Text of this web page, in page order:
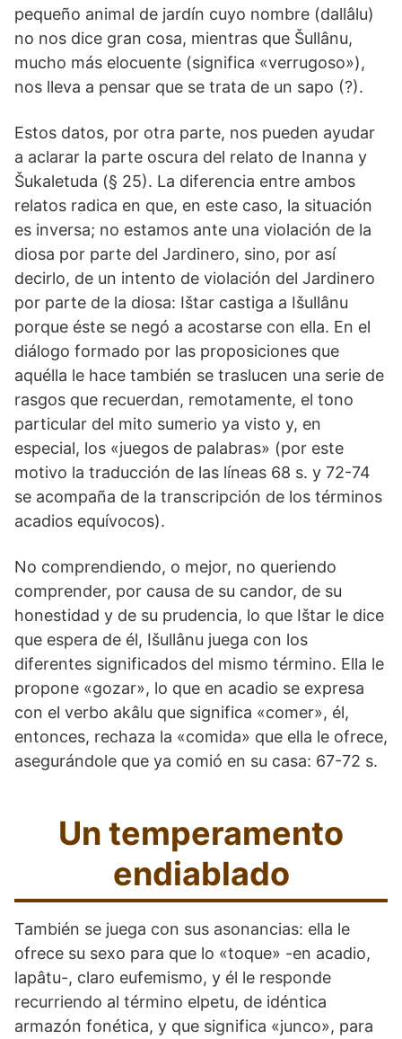
pequeño animal de jardín cuyo nombre (dallâlu)
no nos dice gran cosa, mientras que Šullânu,
mucho más elocuente (significa «verrugoso»),
nos lleva a pensar que se trata de un sapo (?).
Estos datos, por otra parte, nos pueden ayudar
a aclarar la parte oscura del relato de Inanna y
Šukaletuda (§ 25). La diferencia entre ambos
relatos radica en que, en este caso, la situación
es inversa; no estamos ante una violación de la
diosa por parte del Jardinero, sino, por así
decirlo, de un intento de violación del Jardinero
por parte de la diosa: Ištar castiga a Išullânu
porque éste se negó a acostarse con ella. En el
diálogo formado por las proposiciones que
aquélla le hace también se traslucen una serie de
rasgos que recuerdan, remotamente, el tono
particular del mito sumerio ya visto y, en
especial, los «juegos de palabras» (por este
motivo la traducción de las líneas 68 s. y 72-74
se acompaña de la transcripción de los términos
acadios equívocos).
No comprendiendo, o mejor, no queriendo
comprender, por causa de su candor, de su
honestidad y de su prudencia, lo que Ištar le dice
que espera de él, Išullânu juega con los
diferentes significados del mismo término. Ella le
propone «gozar», lo que en acadio se expresa
con el verbo akâlu que significa «comer», él,
entonces, rechaza la «comida» que ella le ofrece,
asegurándole que ya comió en su casa: 67-72 s.
Un temperamento
endiablado
También se juega con sus asonancias: ella le
ofrece su sexo para que lo «toque» -en acadio,
lapâtu-, claro eufemismo, y él le responde
recurriendo al término elpetu, de idéntica
armazón fonética, y que significa «junco», para